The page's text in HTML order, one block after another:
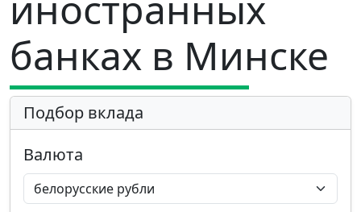
банках в Минске
Подбор вклада
Валюта